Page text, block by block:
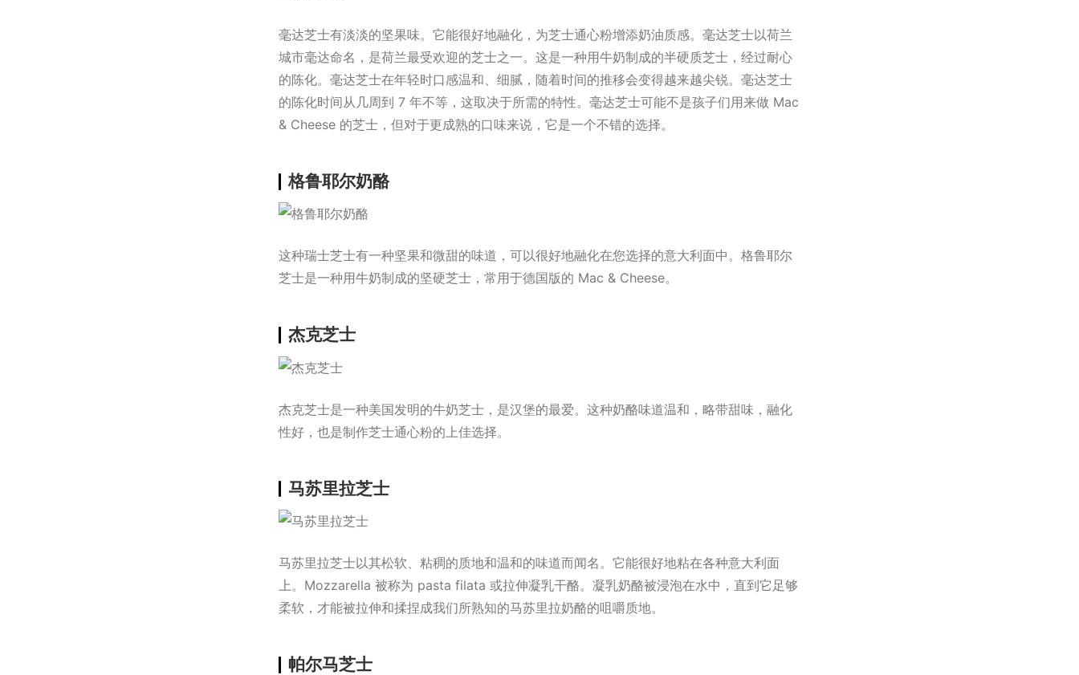
毫达芝士有淡淡的坚果味。它能很好地融化，为芝士通心粉增添奶油质感。毫达芝士以荷兰
城市毫达命名，是荷兰最受欢迎的芝士之一。这是一种用牛奶制成的半硬质芝士，经过耐心
的陈化。毫达芝士在年轻时口感温和、细腻，随着时间的推移会变得越来越尖锐。毫达芝士
的陈化时间从几周到 7 年不等，这取决于所需的特性。毫达芝士可能不是孩子们用来做 Mac
& Cheese 的芝士，但对于更成熟的口味来说，它是一个不错的选择。
格鲁耶尔奶酪
这种瑞士芝士有一种坚果和微甜的味道，可以很好地融化在您选择的意大利面中。格鲁耶尔
芝士是一种用牛奶制成的坚硬芝士，常用于德国版的 Mac & Cheese。
杰克芝士
杰克芝士是一种美国发明的牛奶芝士，是汉堡的最爱。这种奶酪味道温和，略带甜味，融化
性好，也是制作芝士通心粉的上佳选择。
马苏里拉芝士
马苏里拉芝士以其松软、粘稠的质地和温和的味道而闻名。它能很好地粘在各种意大利面
上。Mozzarella 被称为 pasta filata 或拉伸凝乳干酪。凝乳奶酪被浸泡在水中，直到它足够
柔软，才能被拉伸和揉捏成我们所熟知的马苏里拉奶酪的咀嚼质地。
帕尔马芝士